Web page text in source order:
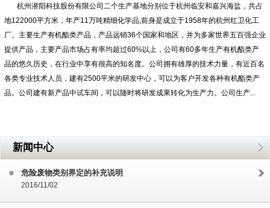
杭州潜阳科技股份有限公司二个生产基地分别位于杭州临安和嘉兴海盐，共占
地122000平方米，年产11万吨精细化学品,前身是成立于1958年的杭州红卫化工
厂。主要生产有机酯类产品，产品远销36个国家和地区，并为多家世界五百强企业
提供产品，主要产品市场占有率均超过60%以上，公司有60多年生产有机酯类产
品的悠久历史，在行业中享有很高的知名度。公司拥有雄厚的技术力量，有近百名
各类专业技术人员，建有2500平米的研发中心，可以为客户开发各种有机酯类产
品。公司建有新产品中试车间，可以随时将研发成果转化为生产力。公司生产...
新闻中心
危险废物类别界定的补充说明
2016/11/02